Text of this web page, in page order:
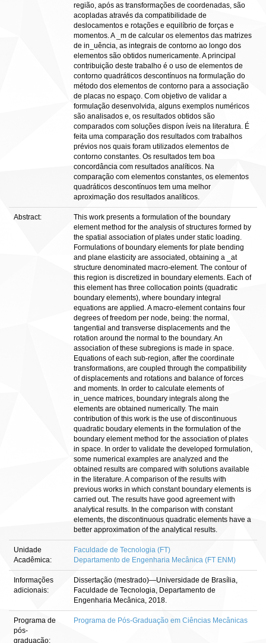
região, após as transformações de coordenadas, são
acopladas através da compatibilidade de
deslocamentos e rotações e equilíbrio de forças e
momentos. A _m de calcular os elementos das matrizes
de in_uência, as integrais de contorno ao longo dos
elementos são obtidos numericamente. A principal
contribuição deste trabalho é o uso de elementos de
contorno quadráticos descontínuos na formulação do
método dos elementos de contorno para a associação
de placas no espaço. Com objetivo de validar a
formulação desenvolvida, alguns exemplos numéricos
são analisados e, os resultados obtidos são
comparados com soluções dispon íveis na literatura. É
feita uma comparação dos resultados com trabalhos
prévios nos quais foram utilizados elementos de
contorno constantes. Os resultados tem boa
concordância com resultados analíticos. Na
comparação com elementos constantes, os elementos
quadráticos descontínuos tem uma melhor
aproximação dos resultados analíticos.
Abstract:
This work presents a formulation of the boundary
element method for the analysis of structures formed by
the spatial association of plates under static loading.
Formulations of boundary elements for plate bending
and plane elasticity are associated, obtaining a _at
structure denominated macro-element. The contour of
this region is discretized in boundary elements. Each of
this element has three collocation points (quadratic
boundary elements), where boundary integral
equations are applied. A macro-element contains four
degrees of freedom per node, being: the normal,
tangential and transverse displacements and the
rotation around the normal to the boundary. An
association of these subregions is made in space.
Equations of each sub-region, after the coordinate
transformations, are coupled through the compatibility
of displacements and rotations and balance of forces
and moments. In order to calculate elements of
in_uence matrices, boundary integrals along the
elements are obtained numerically. The main
contribution of this work is the use of discontinuous
quadratic boudary elements in the formulation of the
boundary element method for the association of plates
in space. In order to validate the developed formulation,
some numerical examples are analyzed and the
obtained results are compared with solutions available
in the literature. A comparison of the results with
previous works in which constant boundary elements is
carried out. The results have good agreement with
analytical results. In the comparison with constant
elements, the discontinuous quadratic elements have a
better approximation of the analytical results.
Unidade
Acadêmica:
Faculdade de Tecnologia (FT)
Departamento de Engenharia Mecânica (FT ENM)
Informações
adicionais:
Dissertação (mestrado)—Universidade de Brasília,
Faculdade de Tecnologia, Departamento de
Engenharia Mecânica, 2018.
Programa de
pós-
graduação:
Programa de Pós-Graduação em Ciências Mecânicas